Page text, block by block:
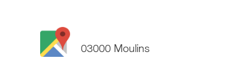
03000 Moulins